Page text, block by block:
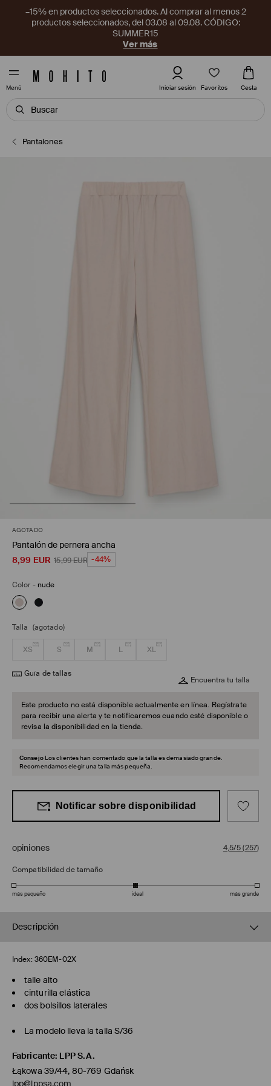
–15% en productos seleccionados. Al comprar al menos 2
productos seleccionados, del 03.08 al 09.08. CÓDIGO:
SUMMER15
Ver más
Menú Iniciar sesión Favoritos Cesta
Pantalones
AGOTADO
Pantalón de pernera ancha
8,99 EUR 15,99EUR -44%
Color - nude
Talla (agotado)
XS S M L XL
Guía de tallas
Encuentra tu talla
Este producto no está disponible actualmente en línea. Regístrate
para recibir una alerta y te notificaremos cuando esté disponible o
revisa la disponibilidad en la tienda.
Consejo Los clientes han comentado que la talla es demasiado grande.
Recomendamos elegir una talla más pequeña.
Notificar sobre disponibilidad
opiniones 4,5/5(257)
Compatibilidad de tamaño
más pequeño ideal más grande
Descripción
Index: 360EM-02X
talle alto
cinturilla elástica
dos bolsillos laterales
La modelo lleva la talla S/36
Fabricante: LPP S.A.
Łąkowa 39/44, 80-769 Gdańsk
lpp@lppsa.com